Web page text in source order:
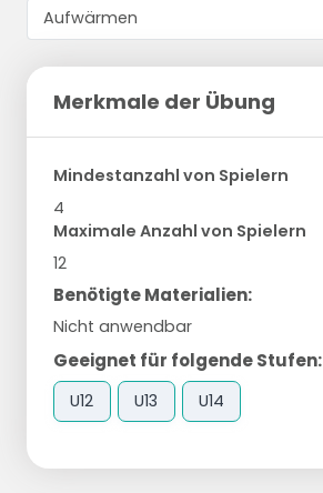
Merkmale der Übung
Mindestanzahl von Spielern
4
Maximale Anzahl von Spielern
12
Benötigte Materialien:
Nicht anwendbar
Geeignet für folgende Stufen:
U12 U13 U14